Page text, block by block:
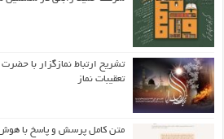
تشریح ارتباط نمازگزار با
تعقیبات نماز
متن کامل پرسش و پاسخ با